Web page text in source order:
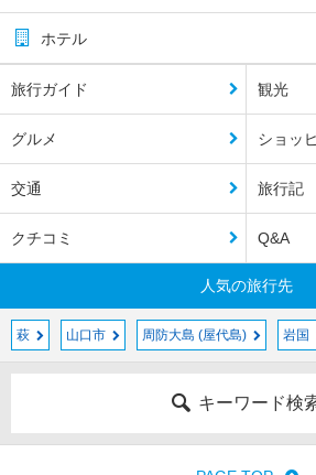
ホテル
旅行ガイド 観光
グルメ ショッ
交通 旅行記
クチコミ Q&A
人気の旅行先
萩 山口市 周防大島 (屋代島) 岩国
キーワード検